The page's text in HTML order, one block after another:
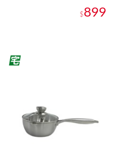
$899